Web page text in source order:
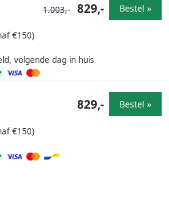
€150)
volgende dag in huis
1.003,- 829,- Bestel »
€150)
829,- Bestel »